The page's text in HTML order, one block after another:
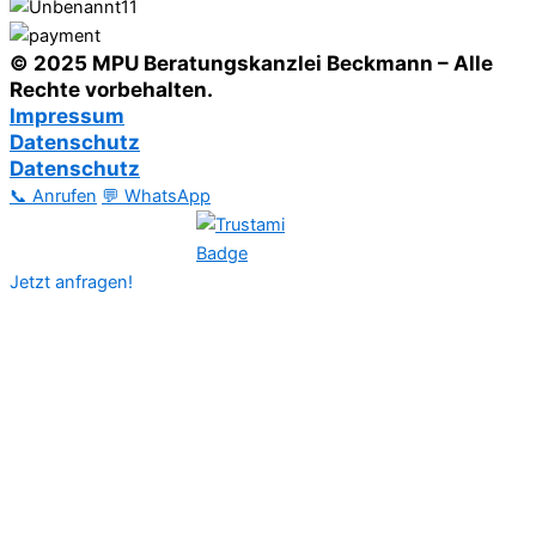
© 2025 MPU Beratungskanzlei Beckmann – Alle
Rechte vorbehalten.
Impressum
Datenschutz
Datenschutz
📞 Anrufen 💬 WhatsApp
Jetzt anfragen!